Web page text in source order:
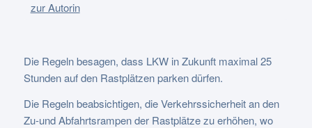
zur Autorin
Die Regeln besagen, dass LKW in Zukunft maximal 25
Stunden auf den Rastplätzen parken dürfen.
Die Regeln beabsichtigen, die Verkehrssicherheit an den
Zu-und Abfahrtsrampen der Rastplätze zu erhöhen, wo